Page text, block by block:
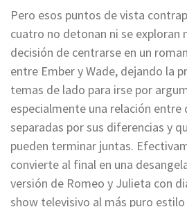
Pero esos puntos de vista
cuatro no detonan ni se exploran
decisión de centrarse en un
entre Ember y Wade, dejando la
temas de lado para irse por
especialmente una relación entre
separadas por sus diferencias y
pueden terminar juntas.
convierte al final en una
versión de Romeo y Julieta con
show televisivo al más puro